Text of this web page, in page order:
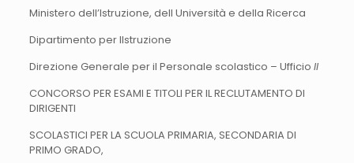
Ministero dell’Istruzione, dell Università e della Ricerca
Dipartimento per lIstruzione
Direzione Generale per il Personale scolastico – Ufficio II
CONCORSO PER ESAMI E TITOLI PER IL RECLUTAMENTO DI
DIRIGENTI
SCOLASTICI PER LA SCUOLA PRIMARIA, SECONDARIA DI
PRIMO GRADO,